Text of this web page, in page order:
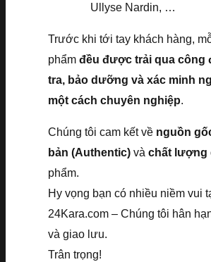
Ullyse Nardin, …
Trước khi tới tay khách hàng,
phẩm đều được trải qua công
tra, bảo dưỡng và xác minh
một cách chuyên nghiệp.
Chúng tôi cam kết về nguồn
bản (Authentic) và chất lượng
phẩm.
Hy vọng bạn có nhiều niềm vui
24Kara.com – Chúng tôi hân
và giao lưu.
Trân trọng!